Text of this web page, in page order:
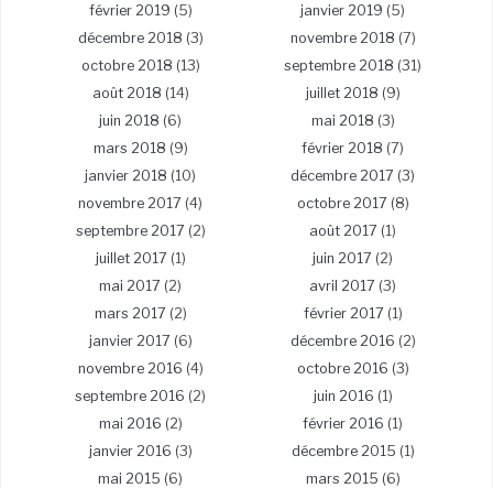
février 2019 (5) janvier 2019 (5)
décembre 2018 (3) novembre 2018 (7)
octobre 2018 (13) septembre 2018 (31)
août 2018 (14) juillet 2018 (9)
juin 2018 (6) mai 2018 (3)
mars 2018 (9) février 2018 (7)
janvier 2018 (10) décembre 2017 (3)
novembre 2017 (4) octobre 2017 (8)
septembre 2017 (2) août 2017 (1)
juillet 2017 (1) juin 2017 (2)
mai 2017 (2) avril 2017 (3)
mars 2017 (2) février 2017 (1)
janvier 2017 (6) décembre 2016 (2)
novembre 2016 (4) octobre 2016 (3)
septembre 2016 (2) juin 2016 (1)
mai 2016 (2) février 2016 (1)
janvier 2016 (3) décembre 2015 (1)
mai 2015 (6) mars 2015 (6)